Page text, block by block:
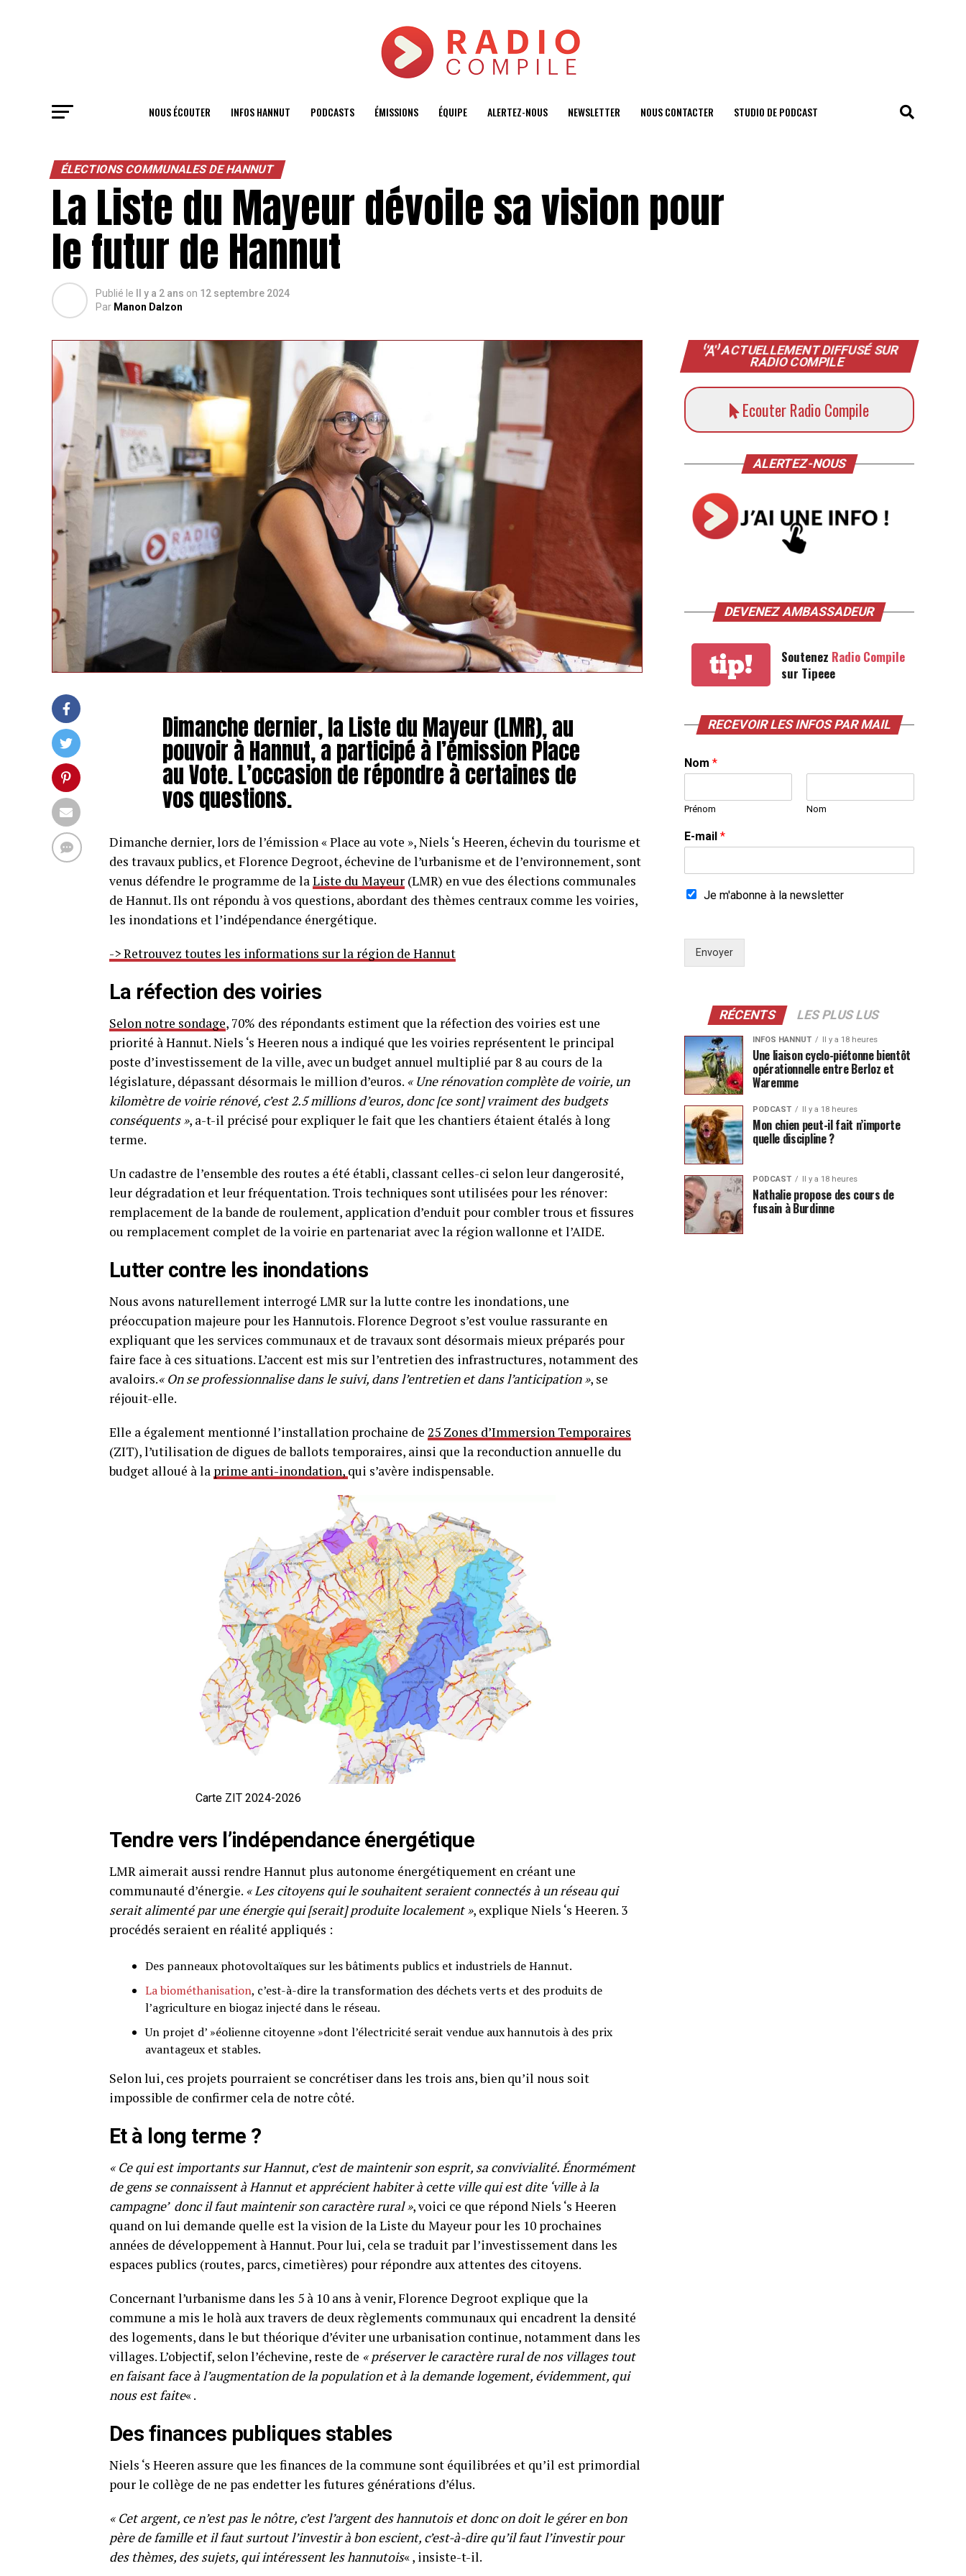
NOUS ÉCOUTER INFOS HANNUT PODCASTS ÉMISSIONS ÉQUIPE ALERTEZ-NOUS NEWSLETTER NOUS CONTACTER STUDIO DE PODCAST
ÉLECTIONS COMMUNALES DE HANNUT
La Liste du Mayeur dévoile sa vision pour
le futur de Hannut
Publié le Il y a 2 ans on 12 septembre 2024
Par Manon Dalzon
Dimanche dernier, la Liste du Mayeur (LMR), au
pouvoir à Hannut, a participé à l’émission Place
au Vote. L’occasion de répondre à certaines de
vos questions.
Dimanche dernier, lors de l’émission « Place au vote », Niels ‘s Heeren, échevin du tourisme et
des travaux publics, et Florence Degroot, échevine de l’urbanisme et de l’environnement, sont
venus défendre le programme de laListe du Mayeur (LMR) en vue des élections communales
de Hannut. Ils ont répondu à vos questions, abordant des thèmes centraux comme les voiries,
les inondations et l’indépendance énergétique.
-> Retrouvez toutes les informations sur la région de Hannut
La réfection des voiries
Selon notre sondage, 70% des répondants estiment que la réfection des voiries est une
priorité à Hannut. Niels ‘s Heeren nous a indiqué que les voiries représentent le principal
poste d’investissement de la ville, avec un budget annuel multiplié par 8 au cours de la
législature, dépassant désormais le million d’euros. « Une rénovation complète de voirie, un
kilomètre de voirie rénové, c’est 2.5 millions d’euros, donc [ce sont] vraiment des budgets
conséquents », a-t-il précisé pour expliquer le fait que les chantiers étaient étalés à long
terme.
Un cadastre de l’ensemble des routes a été établi, classant celles-ci selon leur dangerosité,
leur dégradation et leur fréquentation. Trois techniques sont utilisées pour les rénover:
remplacement de la bande de roulement, application d’enduit pour combler trous et fissures
ou remplacement complet de la voirie en partenariat avec la région wallonne et l’AIDE.
Lutter contre les inondations
Nous avons naturellement interrogé LMR sur la lutte contre les inondations, une
préoccupation majeure pour les Hannutois. Florence Degroot s’est voulue rassurante en
expliquant que les services communaux et de travaux sont désormais mieux préparés pour
faire face à ces situations. L’accent est mis sur l’entretien des infrastructures, notamment des
avaloirs.« On se professionnalise dans le suivi, dans l’entretien et dans l’anticipation », se
réjouit-elle.
Elle a également mentionné l’installation prochaine de 25 Zones d’Immersion Temporaires
(ZIT), l’utilisation de digues de ballots temporaires, ainsi que la reconduction annuelle du
budget alloué à la prime anti-inondation, qui s’avère indispensable.
Carte ZIT 2024-2026
Tendre vers l’indépendance énergétique
LMR aimerait aussi rendre Hannut plus autonome énergétiquement en créant une
communauté d’énergie. « Les citoyens qui le souhaitent seraient connectés à un réseau qui
serait alimenté par une énergie qui [serait] produite localement », explique Niels ‘s Heeren. 3
procédés seraient en réalité appliqués :
Des panneaux photovoltaïques sur les bâtiments publics et industriels de Hannut.
La biométhanisation, c’est-à-dire la transformation des déchets verts et des produits de
l’agriculture en biogaz injecté dans le réseau.
Un projet d’ »éolienne citoyenne »dont l’électricité serait vendue aux hannutois à des prix
avantageux et stables.
Selon lui, ces projets pourraient se concrétiser dans les trois ans, bien qu’il nous soit
impossible de confirmer cela de notre côté.
Et à long terme ?
« Ce qui est importants sur Hannut, c’est de maintenir son esprit, sa convivialité. Énormément
de gens se connaissent à Hannut et apprécient habiter à cette ville qui est dite ‘ville à la
campagne’ donc il faut maintenir son caractère rural », voici ce que répond Niels ‘s Heeren
quand on lui demande quelle est la vision de la Liste du Mayeur pour les 10 prochaines
années de développement à Hannut. Pour lui, cela se traduit par l’investissement dans les
espaces publics (routes, parcs, cimetières) pour répondre aux attentes des citoyens.
Concernant l’urbanisme dans les 5 à 10 ans à venir, Florence Degroot explique que la
commune a mis le holà aux travers de deux règlements communaux qui encadrent la densité
des logements, dans le but théorique d’éviter une urbanisation continue, notamment dans les
villages. L’objectif, selon l’échevine, reste de « préserver le caractère rural de nos villages tout
en faisant face à l’augmentation de la population et à la demande logement, évidemment, qui
nous est faite« .
Des finances publiques stables
Niels ‘s Heeren assure que les finances de la commune sont équilibrées et qu’il est primordial
pour le collège de ne pas endetter les futures générations d’élus.
« Cet argent, ce n’est pas le nôtre, c’est l’argent des hannutois et donc on doit le gérer en bon
père de famille et il faut surtout l’investir à bon escient, c’est-à-dire qu’il faut l’investir pour
des thèmes, des sujets, qui intéressent les hannutois« , insiste-t-il.
ACTUELLEMENT DIFFUSÉ SUR
RADIO COMPILE
Ecouter Radio Compile
ALERTEZ-NOUS
DEVENEZ AMBASSADEUR
tip! Soutenez Radio Compile
sur Tipeee
RECEVOIR LES INFOS PAR MAIL
Nom *
Prénom Nom
E-mail *
Je m'abonne à la newsletter
Envoyer
RÉCENTS LES PLUS LUS
INFOS HANNUT Il y a 18 heures
Une liaison cyclo-piétonne bientôt
opérationnelle entre Berloz et
Waremme
PODCAST Il y a 18 heures
Mon chien peut-il fait n’importe
quelle discipline ?
PODCAST Il y a 18 heures
Nathalie propose des cours de
fusain à Burdinne